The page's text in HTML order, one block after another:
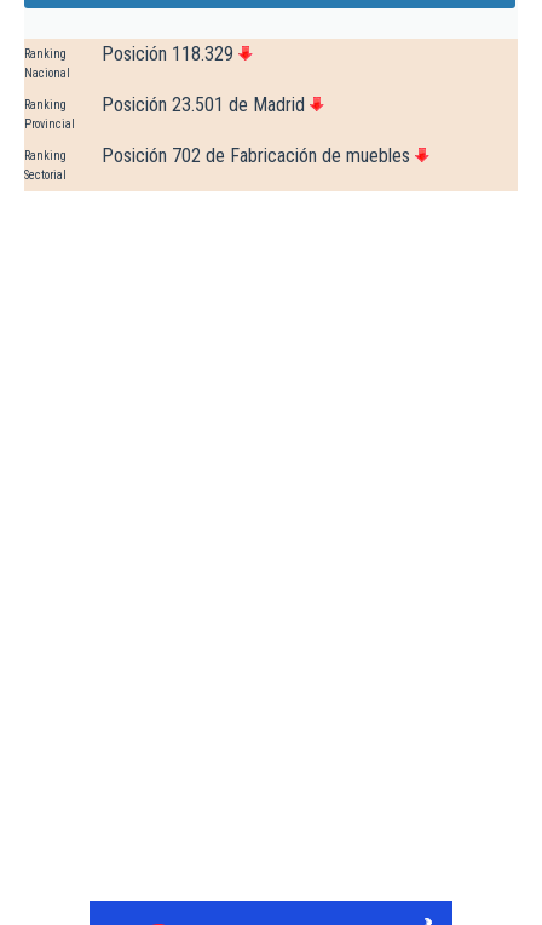
Ranking
Nacional
Posición 118.329
Ranking
Provincial
Posición 23.501 de Madrid
Ranking
Sectorial
Posición 702 de Fabricación de muebles